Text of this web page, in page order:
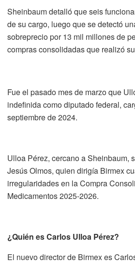
Sheinbaum detalló que seis
de su cargo, luego que se detectó
sobreprecio por 13 mil millones de
compras consolidadas que realizó
Fue el pasado mes de marzo que
indefinida como diputado federal,
septiembre de 2024.
Ulloa Pérez, cercano a Sheinbaum,
Jesús Olmos, quien dirigía Birmex
irregularidades en la Compra
Medicamentos 2025-2026.
¿Quién es Carlos Ulloa Pérez?
El nuevo director de Birmex es